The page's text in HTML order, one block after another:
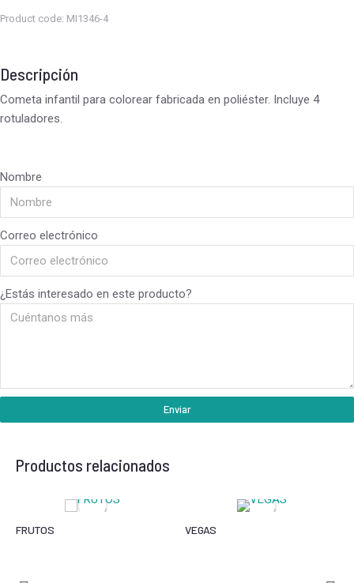
Product code: MI1346-4
Descripción
Cometa infantil para colorear fabricada en poliéster. Incluye 4
rotuladores.
Nombre
Correo electrónico
¿Estás interesado en este producto?
Enviar
Productos relacionados
FRUTOS VEGAS